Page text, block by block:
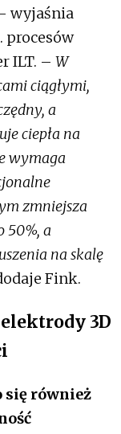
wyjaśnia
procesów
ILT. – W
ciągłymi,
a
ciepła na
wymaga
zmniejsza
50%, a
na skalę
Fink.
3D
się również